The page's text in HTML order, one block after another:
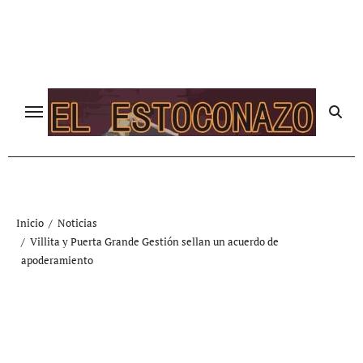
Inicio
Noticias
Villita y Puerta Grande Gestión sellan un acuerdo de
apoderamiento